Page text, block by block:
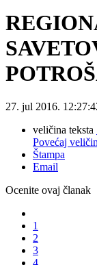
27. jul 2016.
veličina teksta
Povećaj
Štampa
Email
Ocenite ovaj članak
1
2
3